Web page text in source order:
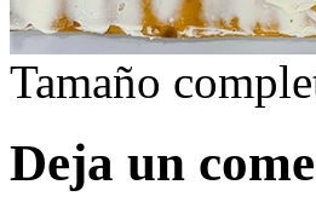
Tamaño
Deja un